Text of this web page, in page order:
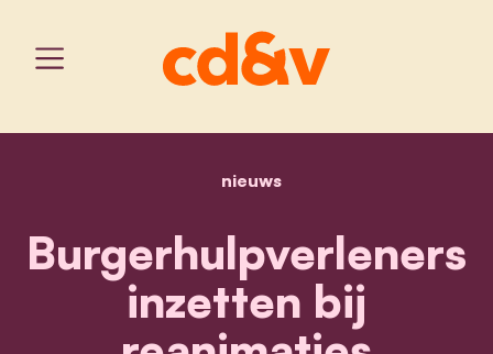
home
nieuwsburgerhulpverleners
Burgerhulpverleners
inzetten bij